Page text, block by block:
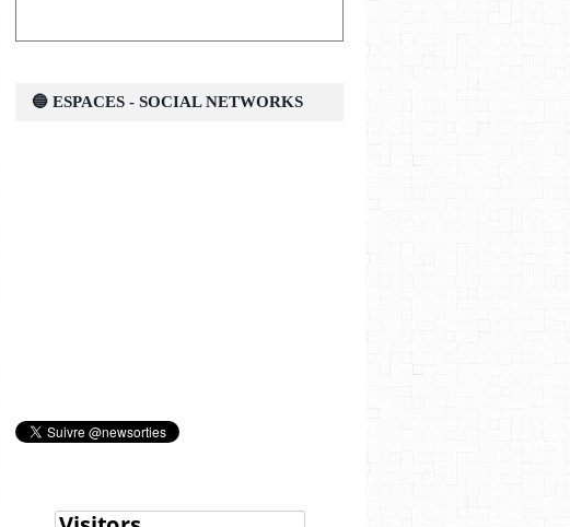
🔵 ESPACES - SOCIAL NETWORKS